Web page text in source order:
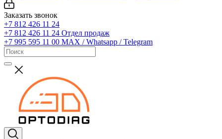
Заказать звонок
+7 812 426 11 24
+7 812 426 11 24 Отдел продаж
+7 995 595 11 00 MAX / Whatsapp / Telegram